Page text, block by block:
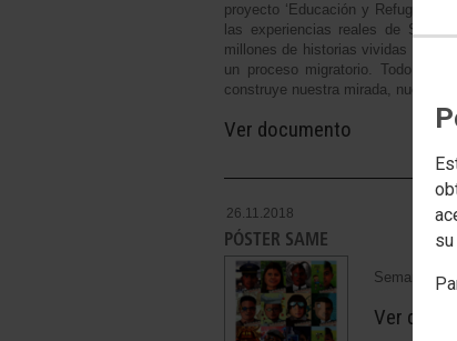
proyecto ‘Educación y Refugio’.
las experiencias reales de
millones de historias vividas a
un proceso migratorio. Todo lo
construye nuestra mirada, nuestra
Ver documento
26.11.2018
PÓSTER SAME
Semana de
Ver